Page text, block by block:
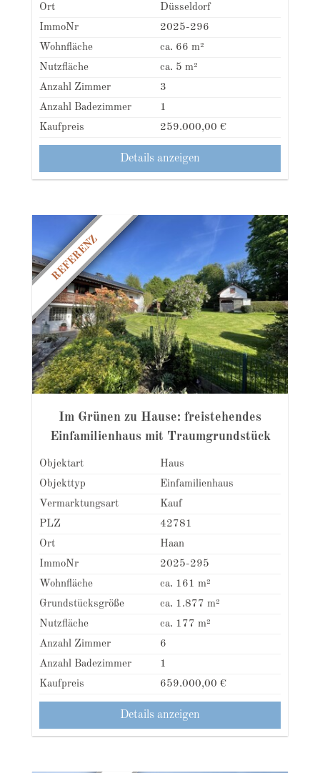
Ort
Düsseldorf
ImmoNr
2025-296
Wohnfläche
ca. 66 m²
Nutzfläche
ca. 5 m²
Anzahl Zimmer
3
Anzahl Badezimmer
1
Kaufpreis
259.000,00 €
Details anzeigen
REFERENZ
Im Grünen zu Hause: freistehendes
Einfamilienhaus mit Traumgrundstück
und unverbautem Blick
Objektart
Haus
Objekttyp
Einfamilienhaus
Vermarktungsart
Kauf
PLZ
42781
Ort
Haan
ImmoNr
2025-295
Wohnfläche
ca. 161 m²
Grundstücksgröße
ca. 1.877 m²
Nutzfläche
ca. 177 m²
Anzahl Zimmer
6
Anzahl Badezimmer
1
Kaufpreis
659.000,00 €
Details anzeigen